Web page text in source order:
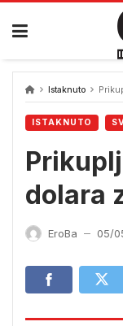
Skip
content
Istaknuto
ISTAKNUTO
dolara
EroBa — 05/